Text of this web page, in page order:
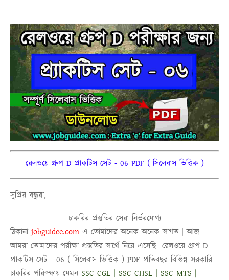
রেলওয়ে গ্রুপ D প্রাকটিস সেট - 06 PDF ( সিলেবাস ভিত্তিক )
সুপ্রিয় বন্ধুরা,
চাকরির প্রস্তুতির সেরা নির্ভরযোগ্য
ঠিকানা jobguidee.com এ তোমাদের অনেক অনেক স্বাগত | আজ
আমরা তোমাদের পরীক্ষা প্রস্তুতির স্বার্থে নিয়ে এসেছি রেলওয়ে গ্রুপ D
প্রাকটিস সেট - 06 ( সিলেবাস ভিত্তিক ) PDF প্রতিবছর বিভিন্ন সরকারি
চাকরির পরিক্ক্ষায় যেমন SSC CGL | SSC CHSL | SSC MTS |